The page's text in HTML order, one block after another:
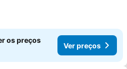
os preços
Ver preços